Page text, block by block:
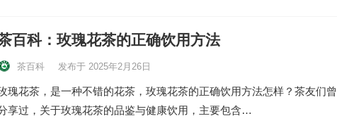
百科：玫瑰花茶的正确饮用方法
茶百科 发布于 2025年2月26日
瑰花茶，是一种不错的花茶，玫瑰花茶的正确饮用方法怎样？茶友们曾
享过，关于玫瑰花茶的品鉴与健康饮用，主要包含…